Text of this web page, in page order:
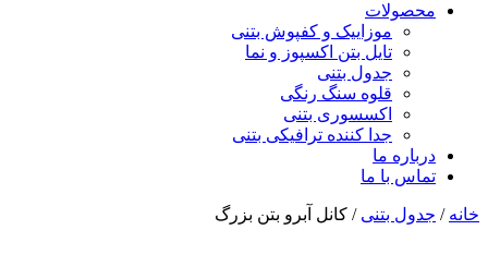
محصولات
موزاییک و کفپوش بتنی
تایل بتن اکسپوز و نما
جدول بتنی
قلوه سنگ رنگی
اکسسوری بتنی
جدا کننده ترافیکی بتنی
درباره ما
تماس با ما
خانه / جدول بتنی / کانل آبرو بتن بزرگ